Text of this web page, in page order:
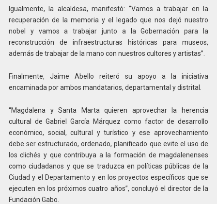
Igualmente, la alcaldesa, manifestó: “Vamos a trabajar en la
recuperación de la memoria y el legado que nos dejó nuestro
nobel y vamos a trabajar junto a la Gobernación para la
reconstrucción de infraestructuras históricas para museos,
además de trabajar de la mano con nuestros cultores y artistas”.
Finalmente, Jaime Abello reiteró su apoyo a la iniciativa
encaminada por ambos mandatarios, departamental y distrital.
“Magdalena y Santa Marta quieren aprovechar la herencia
cultural de Gabriel García Márquez como factor de desarrollo
económico, social, cultural y turístico y ese aprovechamiento
debe ser estructurado, ordenado, planificado que evite el uso de
los clichés y que contribuya a la formación de magdalenenses
como ciudadanos y que se traduzca en políticas públicas de la
Ciudad y el Departamento y en los proyectos específicos que se
ejecuten en los próximos cuatro años”, concluyó el director de la
Fundación Gabo.